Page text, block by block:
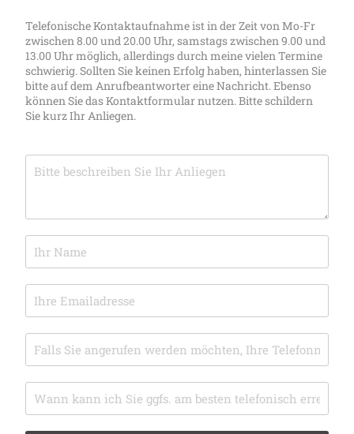
Telefonische Kontaktaufnahme ist in der Zeit von Mo-Fr
zwischen 8.00 und 20.00 Uhr, samstags zwischen 9.00 und
13.00 Uhr möglich, allerdings durch meine vielen Termine
schwierig. Sollten Sie keinen Erfolg haben, hinterlassen Sie
bitte auf dem Anrufbeantworter eine Nachricht. Ebenso
können Sie das Kontaktformular nutzen. Bitte schildern
Sie kurz Ihr Anliegen.